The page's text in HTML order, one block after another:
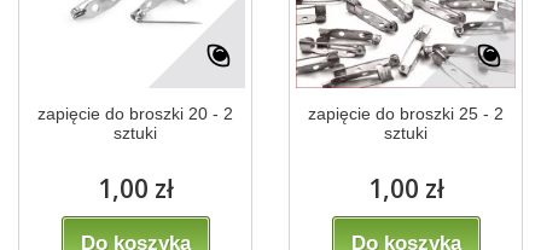
zapięcie do broszki 20 - 2
sztuki
1,00 zł
Do koszyka
zapięcie do broszki 25 - 2
sztuki
1,00 zł
Do koszyka